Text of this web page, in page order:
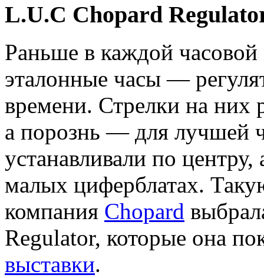
L.U.C Chopard
Раньше в каждой часовой
эталонные часы —
времени. Стрелки на них
а порознь — для лучшей
устанавливали по
малых циферблатах.
компания Chopard
Regulator, которые она
выставки.